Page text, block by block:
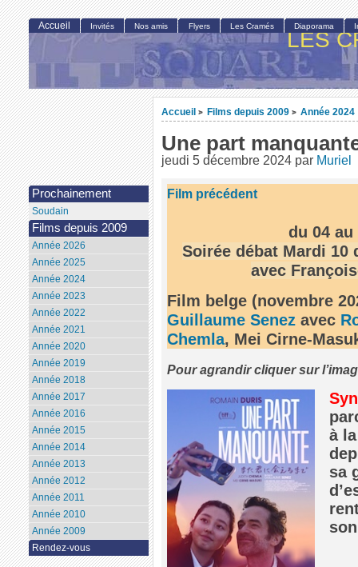
LES
Accueil > Films depuis 2009 > Année 2024
Une part
jeudi 5 décembre 2024 par Muriel
Film précédent
du 04 au
Soirée débat Mardi 10
avec
Film belge (novembre
Guillaume Senezavec
Chemla, Mei Cirne-
Pour agrandir cliquer sur
à
sa
Accueil Invités Nos amis Flyers Les Cramés Diaporama
Prochainement
Soudain
Films depuis 2009
Année 2026
Année 2025
Année 2024
Année 2023
Année 2022
Année 2021
Année 2020
Année 2019
Année 2018
Année 2017
Année 2016
Année 2015
Année 2014
Année 2013
Année 2012
Année 2011
Année 2010
Année 2009
Rendez-vous